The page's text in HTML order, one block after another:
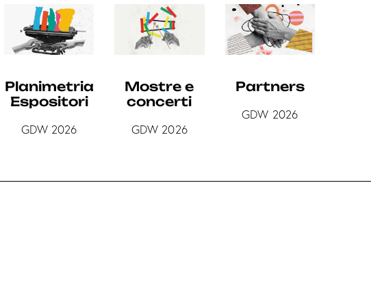
Planimetria
Espositori
GDW 2026
Mostre e
concerti
GDW 2026
Partners
GDW 2026